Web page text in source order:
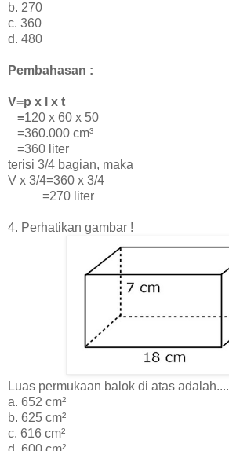
b. 270
c. 360
d. 480
Pembahasan :
V=p x l x t
=120 x 60 x 50
=360.000 cm³
=360 liter
terisi 3/4 bagian, maka
V x 3/4=360 x 3/4
=270 liter
4. Perhatikan gambar !
Luas permukaan balok di atas adalah....
a. 652 cm²
b. 625 cm²
c. 616 cm²